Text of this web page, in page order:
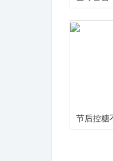
节后控糖